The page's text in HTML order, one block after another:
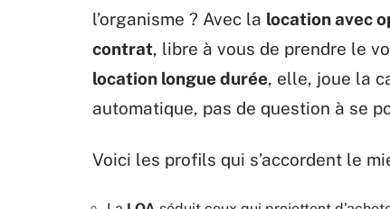
l’organisme ? Avec la location avec
contrat, libre à vous de prendre le
location longue durée, elle, joue la
automatique, pas de question à se
Voici les profils qui s’accordent le